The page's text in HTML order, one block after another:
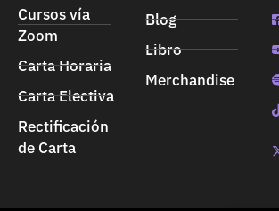
Cursos vía
Zoom
Carta Horaria
Carta Electiva
Rectificación
de Carta
Blog
Libro
Merchandise